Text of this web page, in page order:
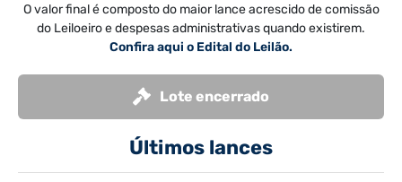
O valor final é composto do maior lance acrescido de comissão
do Leiloeiro e despesas administrativas quando existirem.
Confira aqui o Edital do Leilão.
Lote encerrado
Últimos lances